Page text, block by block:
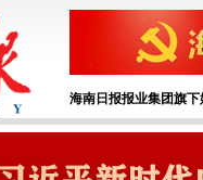
海南日报报业集团旗下